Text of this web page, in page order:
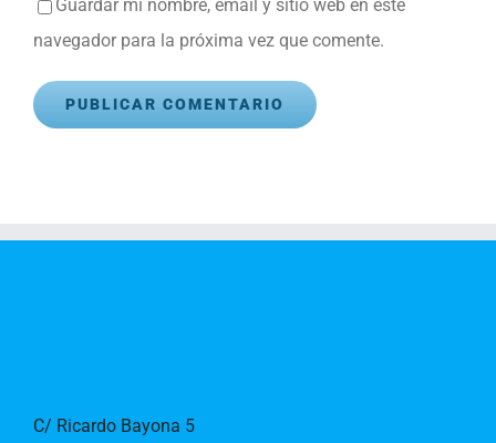
Guardar mi nombre, email y sitio web en este
navegador para la próxima vez que comente.
C/ Ricardo Bayona 5